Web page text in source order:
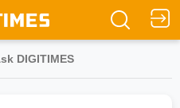
DIGITIMES